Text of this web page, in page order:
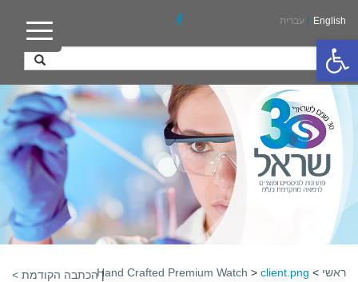
פתח סרגל נגישות
English
/ עברית
ראשי >
Hand Crafted Premium Watch > client.png
|הכתבה הקודמת >